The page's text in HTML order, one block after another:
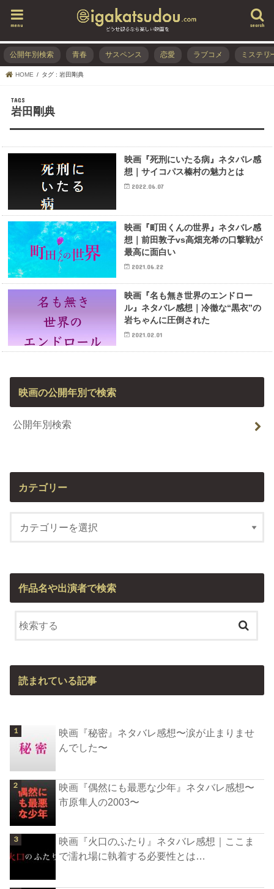
search
menu
公開年別検索 青春 サスペンス 恋愛 ラブコメ ミステリ
HOME タグ : 岩田剛典
岩田剛典
映画『死刑にいたる病』ネタバレ感
想｜サイコパス榛村の魅力とは
2022.06.07
映画『町田くんの世界』ネタバレ感
想｜前田敦子vs高畑充希の口撃戦が
最高に面白い
2021.06.22
映画『名も無き世界のエンドロー
ル』ネタバレ感想｜冷徹な“黒衣”の
岩ちゃんに圧倒された
2021.02.01
映画の公開年別で検索
公開年別検索
カテゴリー
作品名や出演者で検索
読まれている記事
映画『秘密』ネタバレ感想〜涙が止まりませ
んでした〜
映画『偶然にも最悪な少年』ネタバレ感想〜
市原隼人の2003〜
映画『火口のふたり』ネタバレ感想｜ここま
で濡れ場に執着する必要性とは…